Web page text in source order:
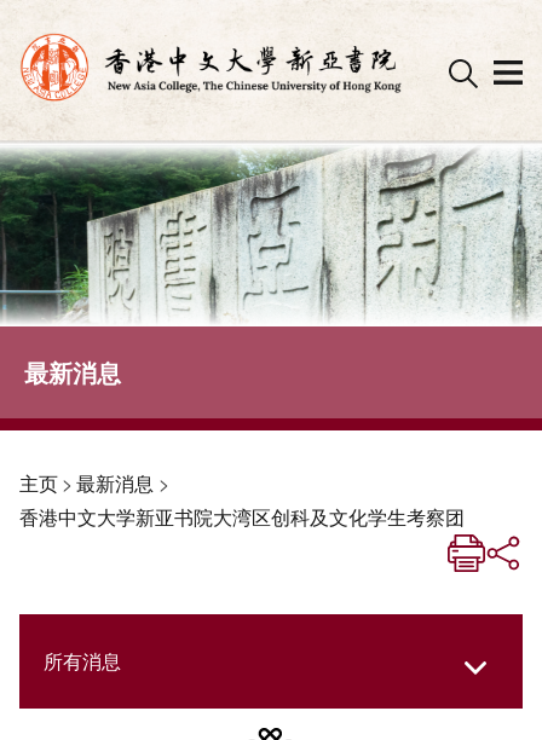
Skip
to
content
最新消息
主页> 最新消息 >
香港中文大学新亚书院大湾区创科及文化学生考察团
所有消息